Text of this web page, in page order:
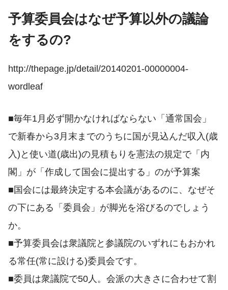
予算委員会はなぜ予算以外の議論
をするの?
http://thepage.jp/detail/20140201-00000004-
wordleaf
■毎年1月必ず開かなければならない「通常国会」
で新春から3月末までのうちに国が見込んだ収入(歳
入)と使い道(歳出)の見積もりを憲法の規定で「内
閣」が「作成して国会に提出する」のが予算案
■国会には最終決定する本会議があるのに、なぜそ
の下にある「委員会」が脚光を浴びるのでしょう
か。
■予算委員会は衆議院と参議院のいずれにもおかれ
る常任(常に設ける)委員会です。
■委員は衆議院で50人。会派の大きさに合わせて割